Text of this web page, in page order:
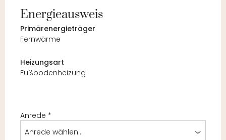
Energieausweis
Primärenergieträger
Fernwärme
Heizungsart
Fußbodenheizung
Anrede *
Anrede wählen...